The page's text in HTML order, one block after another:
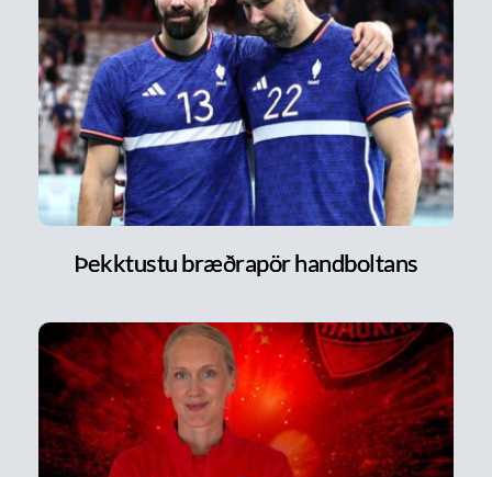
Þekktustu bræðrapör handboltans